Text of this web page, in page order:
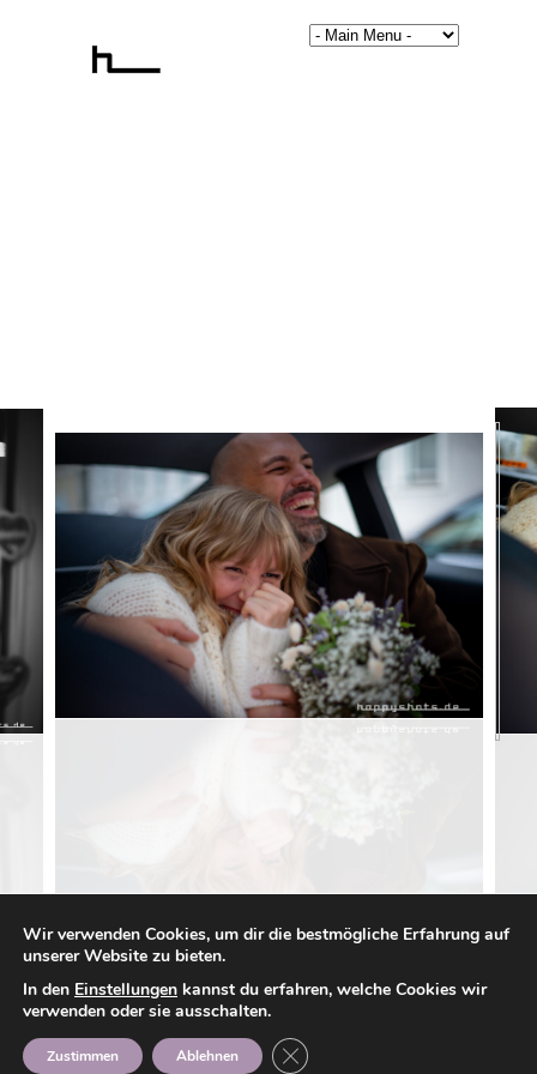
Wir verwenden Cookies, um dir die bestmögliche Erfahrung auf
unserer Website zu bieten.
In den Einstellungen kannst du erfahren, welche Cookies wir
verwenden oder sie ausschalten.
Zustimmen Ablehnen GDPR Cookie-Banner schließen